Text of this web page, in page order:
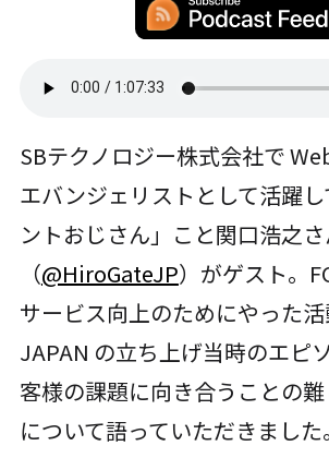
SBテクノロジー株式会社で
エバンジェリストとして活躍
ントおじさん」こと関口浩之
（@HiroGateJP）がゲスト。
サービス向上のためにやった
JAPAN の立ち上げ当時のエピ
客様の課題に向き合うことの
について語っていただきました。